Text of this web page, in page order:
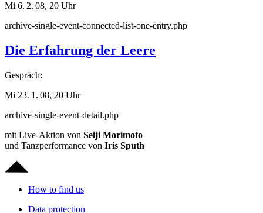
Mi 6. 2. 08, 20 Uhr
archive-single-event-connected-list-one-entry.php
Die Erfahrung der Leere
Gespräch:
Mi 23. 1. 08, 20 Uhr
archive-single-event-detail.php
mit Live-Aktion von Seiji Morimoto
und Tanzperformance von Iris Sputh
How to find us
Data protection